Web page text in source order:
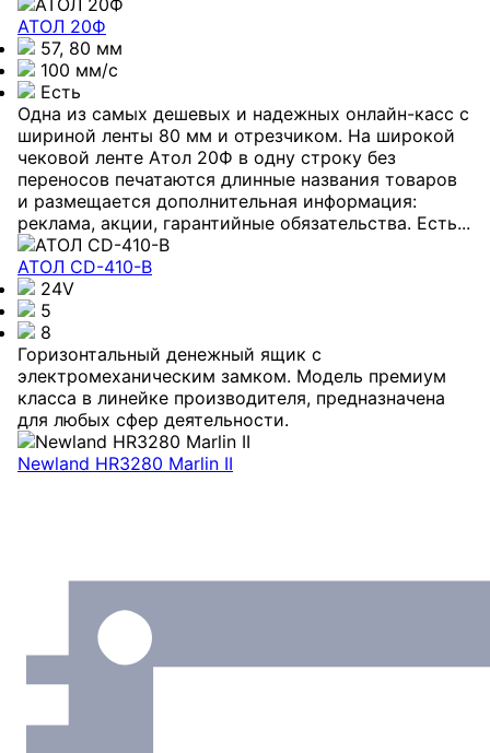
АТОЛ 20Ф
57, 80 мм
100 мм/c
Есть
Одна из самых дешевых и надежных онлайн-касс с
шириной ленты 80 мм и отрезчиком. На широкой
чековой ленте Атол 20Ф в одну строку без
переносов печатаются длинные названия товаров
и размещается дополнительная информация:
реклама, акции, гарантийные обязательства. Есть...
АТОЛ CD-410-В
24V
5
8
Горизонтальный денежный ящик с
электромеханическим замком. Модель премиум
класса в линейке производителя, предназначена
для любых сфер деятельности.
Newland HR3280 Marlin II